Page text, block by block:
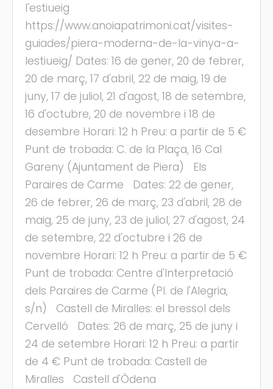
l'estiueig
https://www.anoiapatrimoni.cat/visites-
guiades/piera-moderna-de-la-vinya-a-
lestiueig/ Dates: 16 de gener, 20 de febrer,
20 de març, 17 d'abril, 22 de maig, 19 de
juny, 17 de juliol, 21 d'agost, 18 de setembre,
16 d'octubre, 20 de novembre i 18 de
desembre Horari: 12 h Preu: a partir de 5 €
Punt de trobada: C. de la Plaça, 16 Cal
Gareny (Ajuntament de Piera) Els
Paraires de Carme Dates: 22 de gener,
26 de febrer, 26 de març, 23 d'abril, 28 de
maig, 25 de juny, 23 de juliol, 27 d'agost, 24
de setembre, 22 d'octubre i 26 de
novembre Horari: 12 h Preu: a partir de 5 €
Punt de trobada: Centre d'Interpretació
dels Paraires de Carme (Pl. de l'Alegria,
s/n) Castell de Miralles: el bressol dels
Cervelló Dates: 26 de març, 25 de juny i
24 de setembre Horari: 12 h Preu: a partir
de 4 € Punt de trobada: Castell de
Miralles Castell d'Òdena